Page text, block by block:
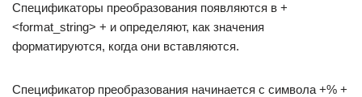
Спецификаторы преобразования появляются в +
<format_string> + и определяют, как значения
форматируются, когда они вставляются.
Спецификатор преобразования начинается с символа +% +